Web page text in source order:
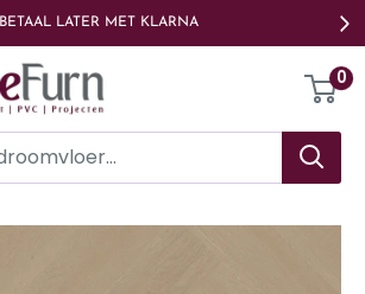
BETAAL LATER MET KLARNA
0